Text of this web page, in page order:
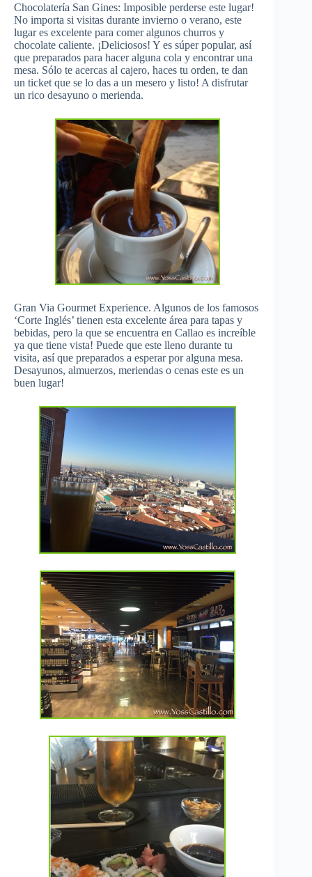
Chocolatería San Gines: Imposible perderse este lugar!
No importa si visitas durante invierno o verano, este
lugar es excelente para comer algunos churros y
chocolate caliente. ¡Deliciosos! Y es súper popular, así
que preparados para hacer alguna cola y encontrar una
mesa. Sólo te acercas al cajero, haces tu orden, te dan
un ticket que se lo das a un mesero y listo! A disfrutar
un rico desayuno o merienda.
Gran Via Gourmet Experience. Algunos de los famosos
‘Corte Inglés’ tienen esta excelente área para tapas y
bebidas, pero la que se encuentra en Callao es increíble
ya que tiene vista! Puede que este lleno durante tu
visita, así que preparados a esperar por alguna mesa.
Desayunos, almuerzos, meriendas o cenas este es un
buen lugar!